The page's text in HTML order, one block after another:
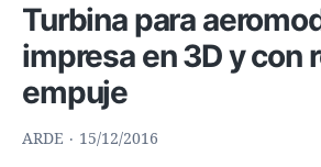
Turbina para
impresa en 3D y con
empuje
ARDE 15/12/2016